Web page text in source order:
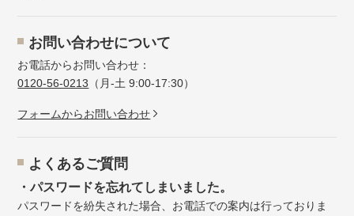
お問い合わせについて
お電話からお問い合わせ：
0120-56-0213 （月-土 9:00-17:30）
フォームからお問い合わせ
よくあるご質問
・パスワードを忘れてしまいました。
パスワードを紛失された場合、お電話での案内は行っておりま